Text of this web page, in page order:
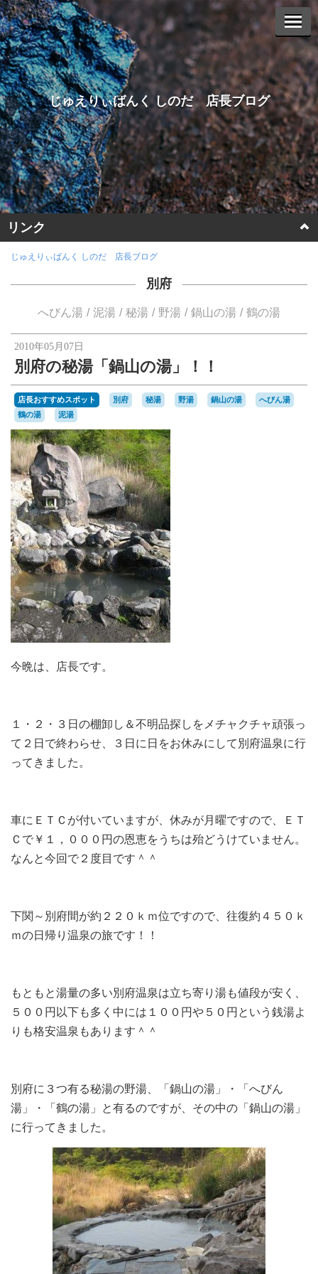
じゅえりぃばんく しのだ 店長ブログ
リンク
ホームページに戻る
ヤフーオークションへ
楽天オークションへ
じゅえりぃばんく しのだ 店長ブログ
別府
へびん湯 泥湯 秘湯 野湯 鍋山の湯 鶴の湯
2010年05月07日
別府の秘湯「鍋山の湯」！！
店長おすすめスポット 別府 秘湯 野湯 鍋山の湯
へびん湯
鶴の湯
泥湯
今晩は、店長です。
１・２・３日の棚卸し＆不明品探しをメチャクチャ頑張っ
て２日で終わらせ、３日に日をお休みにして別府温泉に行
ってきました。
車にＥＴＣが付いていますが、休みが月曜ですので、ＥＴ
Ｃで￥１，０００円の恩恵をうちは殆どうけていません。
なんと今回で２度目です＾＾
下関～別府間が約２２０ｋｍ位ですので、往復約４５０ｋ
ｍの日帰り温泉の旅です！！
もともと湯量の多い別府温泉は立ち寄り湯も値段が安く、
５００円以下も多く中には１００円や５０円という銭湯よ
りも格安温泉もあります＾＾
別府に３つ有る秘湯の野湯、「鍋山の湯」・「へびん
湯」・「鶴の湯」と有るのですが、その中の「鍋山の湯」
に行ってきました。